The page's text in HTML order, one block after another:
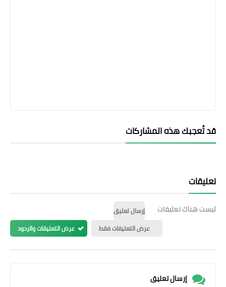
قد تُعجبك هذه المشاركات
تعليقات
ليست هناك تعليقات
إرسال تعليق
عرض التعليقات فقط
عرض التعليقات والردود
إرسال تعليق